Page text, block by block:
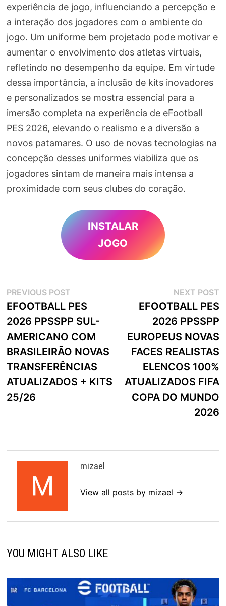
experiência de jogo, influenciando a percepção e
a interação dos jogadores com o ambiente do
jogo. Um uniforme bem projetado pode motivar e
aumentar o envolvimento dos atletas virtuais,
refletindo no desempenho da equipe. Em virtude
dessa importância, a inclusão de kits inovadores
e personalizados se mostra essencial para a
imersão completa na experiência de eFootball
PES 2026, elevando o realismo e a diversão a
novos patamares. O uso de novas tecnologias na
concepção desses uniformes viabiliza que os
jogadores sintam de maneira mais intensa a
proximidade com seus clubes do coração.
INSTALAR
JOGO
Navegação
de
artigos
PREVIOUS POSTPrevious
post:
EFOOTBALL PES
2026 PPSSPP SUL-
AMERICANO COM
BRASILEIRÃO NOVAS
TRANSFERÊNCIAS
ATUALIZADOS + KITS
25/26
NEXT POST
EFOOTBALL PES
2026 PPSSPP
EUROPEUS NOVAS
FACES REALISTAS
ELENCOS 100%
ATUALIZADOS FIFA
COPA DO MUNDO
2026
mizael
View all posts by mizael →
YOU MIGHT ALSO LIKE